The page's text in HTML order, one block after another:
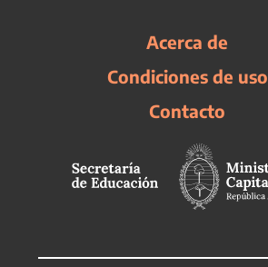
Acerca de
Condiciones de uso
Contacto